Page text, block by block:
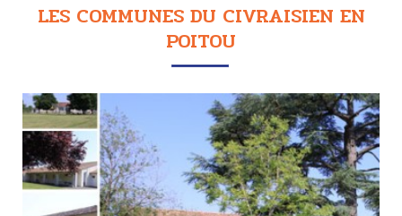
LES COMMUNES DU CIVRAISIEN EN
POITOU